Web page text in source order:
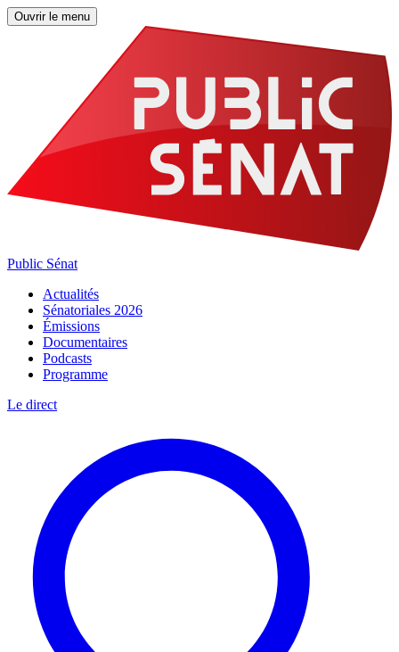
Ouvrir le menu
Public Sénat
Actualités
Sénatoriales 2026
Émissions
Documentaires
Podcasts
Programme
Le direct